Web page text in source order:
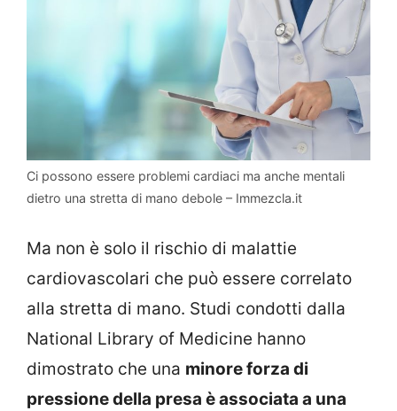
Ci possono essere problemi cardiaci ma anche mentali
dietro una stretta di mano debole – Immezcla.it
Ma non è solo il rischio di malattie
cardiovascolari che può essere correlato
alla stretta di mano. Studi condotti dalla
National Library of Medicine hanno
dimostrato che una minore forza di
pressione della presa è associata a una